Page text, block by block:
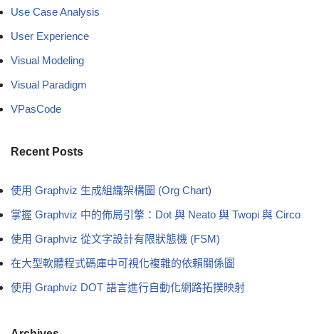
Use Case Analysis
User Experience
Visual Modeling
Visual Paradigm
VPasCode
Recent Posts
使用 Graphviz 生成組織架構圖 (Org Chart)
掌握 Graphviz 中的佈局引擎：Dot 與 Neato 與 Twopi 與 Circo
使用 Graphviz 從文字設計有限狀態機 (FSM)
在大型軟體程式碼庫中可視化複雜的依賴關係圖
使用 Graphviz DOT 語言進行自動化網路拓撲映射